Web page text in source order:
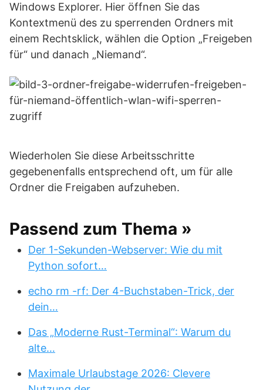
Windows Explorer. Hier öffnen Sie das
Kontextmenü des zu sperrenden Ordners mit
einem Rechtsklick, wählen die Option „Freigeben
für“ und danach „Niemand“.
Wiederholen Sie diese Arbeitsschritte
gegebenenfalls entsprechend oft, um für alle
Ordner die Freigaben aufzuheben.
Passend zum Thema »
Der 1-Sekunden-Webserver: Wie du mit
Python sofort…
echo rm -rf: Der 4-Buchstaben-Trick, der
dein…
Das „Moderne Rust-Terminal“: Warum du
alte…
Maximale Urlaubstage 2026: Clevere